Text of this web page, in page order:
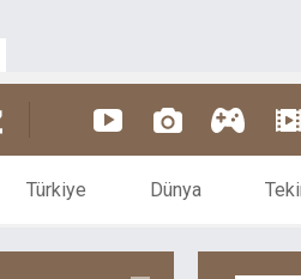
Türkiye Dünya